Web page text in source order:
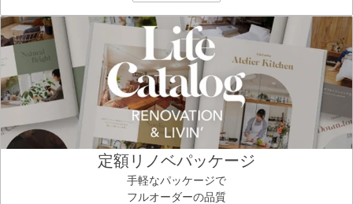
定額リノベパッケージ
手軽なパッケージで
フルオーダーの品質